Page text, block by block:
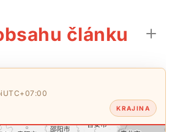
článku
UTC+07:00
KRAJINA